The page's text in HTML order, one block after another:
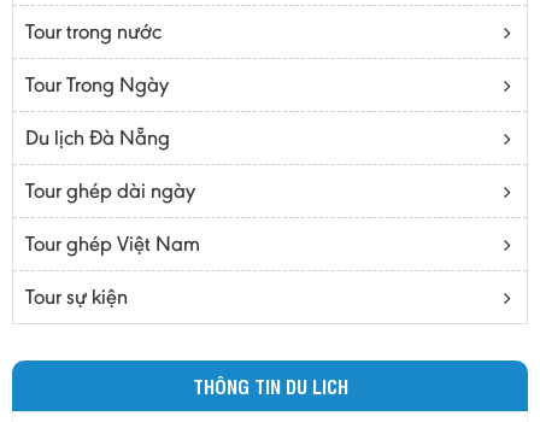
Bắc Ninh
Bến Tre
Cà mau
Cao Bằng
Daknông
Đồng Nai
Đồng Tháp
Đắc Lắc
Tour trong nước
Tour Trong Ngày
Du lịch Đà Nẵng
Tour ghép dài ngày
Tour ghép Việt Nam
Tour sự kiện
THÔNG TIN DU LICH